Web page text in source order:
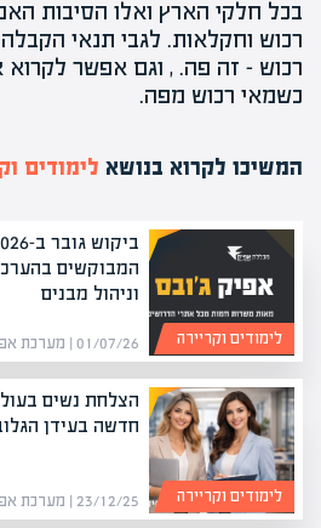
בכל חלקי הארץ ואלו הסיבות
רכוש וחקלאות. לגבי תנאי
רכוש – זה פה. , וגם אפשר לקרוא
כשמאי רכוש מפה.
המשיכו לקרוא בנושא לימודים
המבוקשים
וניהול מבנים
01/07/26 | מערכת אפיק לימודים וקריירה
הצלחת נשים
חדשה בעידן
23/12/25 | מערכת אפיק לימודים וקריירה